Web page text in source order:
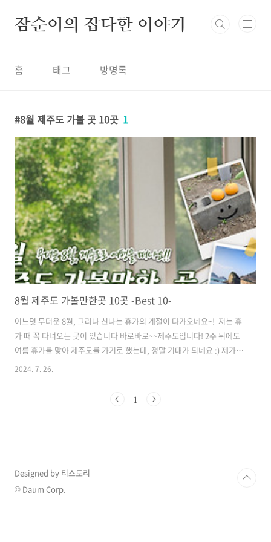
잠순이의 잡다한 이야기
홈 태그 방명록
8월 제주도 가볼 곳 10곳 1
8월 제주도 가볼만한곳 10곳 -Best 10-
어느덧 무더운 8월, 그러나 신나는 휴가의 계절이 다가오네요~! 저는 휴
가 때 꼭 다녀오는 곳이 있습니다 바로바로~~제주도입니다! 2주 뒤에도
여름 휴가를 맞아 제주도를 가기로 했는데, 정말 기대가 되네요 :) 제가
사랑하는 휴가지 제주도의 8월엔 어떤 곳을 가면 좋을지 소개해드리겠습
무 귀여운 빨간말 등대가 있는 이호테우 해변, 가보셨나요?저는 꼭 제주
2024. 7. 26.
1
Designed by 티스토리
© Daum Corp.